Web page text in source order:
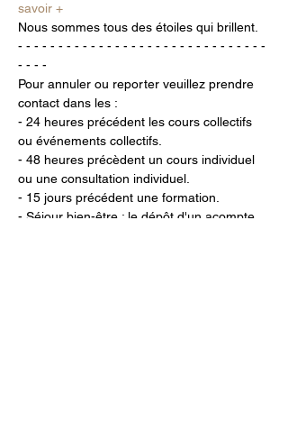
savoir +
Nous sommes tous des étoiles qui brillent.
- - - - - - - - - - - - - - - - - - - - - - - - - - - - - - -
- - - -
Pour annuler ou reporter veuillez prendre
contact dans les :
- 24 heures précédent les cours collectifs
ou événements collectifs.
- 48 heures précèdent un cours individuel
ou une consultation individuel.
- 15 jours précédent une formation.
- Séjour bien-être : le dépôt d'un acompte